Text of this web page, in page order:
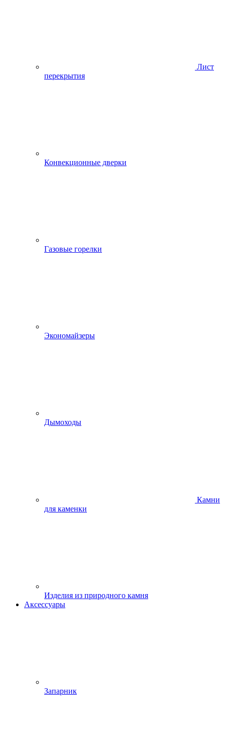
Лист
перекрытия
Конвекционные дверки
Газовые горелки
Экономайзеры
Дымоходы
Камни
для каменки
Изделия из природного камня
Аксессуары
Запарник